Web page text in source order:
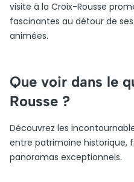
visite à la Croix-Rousse
fascinantes au détour de
animées.
Que voir dans le
Rousse ?
Découvrez les
entre patrimoine historique,
panoramas exceptionnels.